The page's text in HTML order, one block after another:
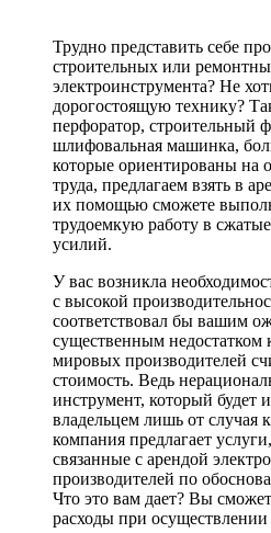
Трудно представить себе
строительных или
электроинструмента? Не
дорогостоящую технику?
перфоратор, строительный
шлифовальная машинка,
которые ориентированы на
труда, предлагаем взять в
их помощью сможете
трудоемкую работу в
усилий.
У вас возникла
с высокой
соответствовал бы вашим
существенным недостатком
мировых производителей
стоимость. Ведь
инструмент, который будет
владельцем лишь от
компания предлагает
связанные с арендой
производителей по
Что это вам дает? Вы
расходы при